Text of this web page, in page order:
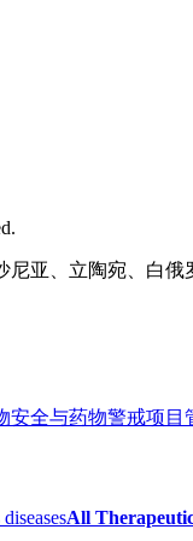
亚、立陶宛、白
安全与药物警戒项目
All